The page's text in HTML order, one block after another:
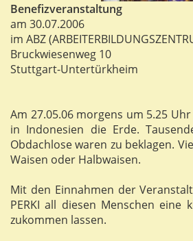
Benefizveranstaltung
am 30.07.2006
im ABZ
Bruckwiesenweg 10
Stuttgart-Untertürkheim
Am 27.05.06 morgens um 5.25
in Indonesien die Erde.
Obdachlose waren zu beklagen.
Waisen oder Halbwaisen.
Mit den Einnahmen der
PERKI all diesen Menschen eine
zukommen lassen.